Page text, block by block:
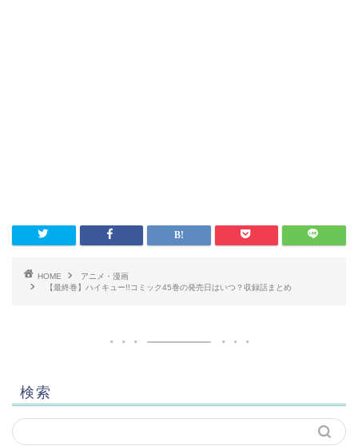
HOME
アニメ・漫画
【最終巻】ハイキュー!!コミック45巻の発売日はいつ？収録話まとめ
検索